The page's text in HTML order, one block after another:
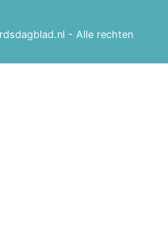
- Alle rechten